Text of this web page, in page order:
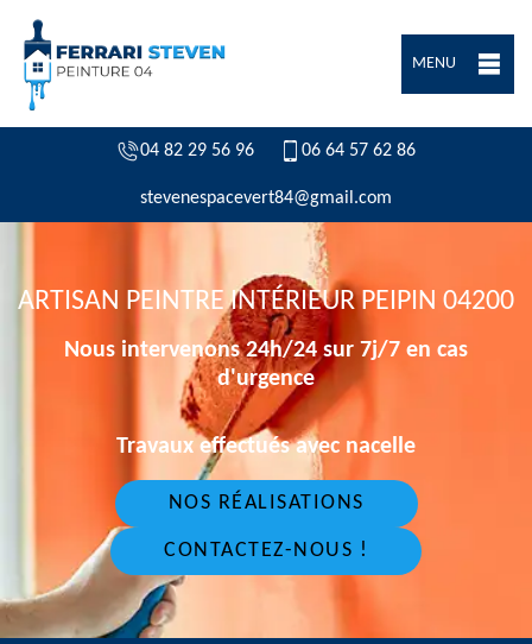
MENU
04 82 29 56 96 06 64 57 62 86
stevenespacevert84@gmail.com
ARTISAN PEINTRE INTÉRIEUR PEIPIN 04200
Nous intervenons 24h/24 sur 7j/7 en cas
d'urgence
Travaux effectués avec nacelle
NOS RÉALISATIONS
CONTACTEZ-NOUS !